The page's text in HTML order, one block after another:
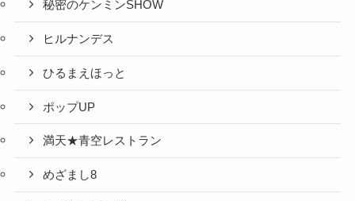
秘密のケンミンSHOW
ヒルナンデス
ひるまえほっと
ポップUP
満天★青空レストラン
めざまし8